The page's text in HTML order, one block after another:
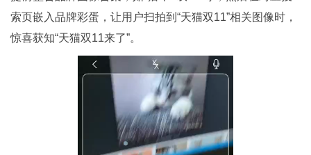
索页嵌入品牌彩蛋，让用户扫拍到“天猫双11”相关图像时，
惊喜获知“天猫双11来了”。